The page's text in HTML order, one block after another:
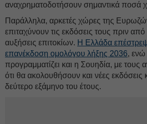
αναχρηματοδοτήσουν σημαντικά ποσά
Παράλληλα, αρκετές χώρες της
επιταχύνουν τις εκδόσεις τους πριν από
αυξήσεις επιτοκίων. Η Ελλάδα
επανέκδοση ομολόγου λήξης 2036, ενώ
προγραμματίζει και η Σουηδία, με τους
ότι θα ακολουθήσουν και νέες εκδόσεις
δεύτερο εξάμηνο του έτους.